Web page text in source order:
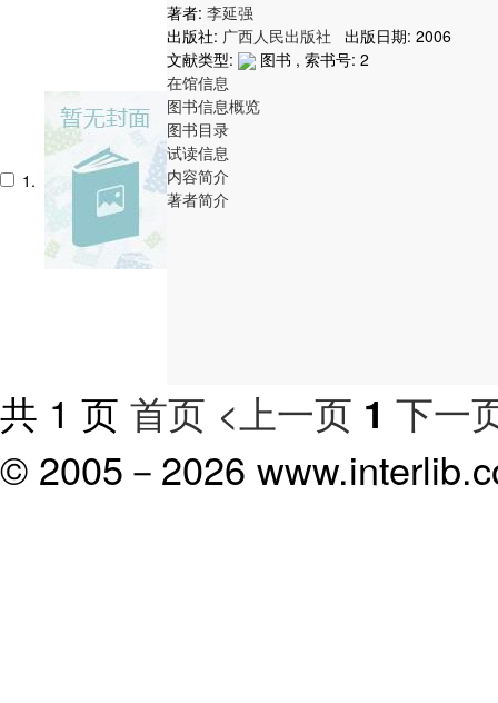
1.
著者: 李延强
出版社: 广西人民出版社
出版日期: 2006
文献类型:
图书 , 索书号: 2
在馆信息
图书信息概览
图书目录
试读信息
内容简介
著者简介
共 1 页 首页 <上一页 1 下一
© 2005－ 2026